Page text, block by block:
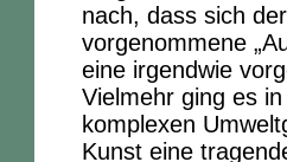
nach, dass sich
vorgenommene
eine irgendwie
Vielmehr ging es
komplexen
Kunst eine